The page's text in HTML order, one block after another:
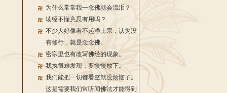
为什么常常我一念佛就会流泪？
读经不懂意思有用吗？
不少人好像看不起净土宗，认为没
有修行，就是念念佛。
密宗里也有改写佛经的现象。
我执很难发现，要慢慢放下。
我们能把一切都看空就没烦恼了。
这是需要我们常听闻佛法才能得到